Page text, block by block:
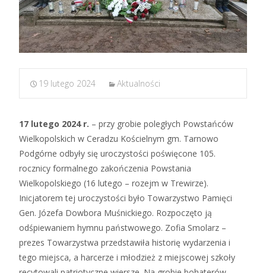
19 lutego 2024 Aktualności
17 lutego 2024 r. – przy grobie poległych Powstańców
Wielkopolskich w Ceradzu Kościelnym gm. Tarnowo
Podgórne odbyły się uroczystości poświęcone 105.
rocznicy formalnego zakończenia Powstania
Wielkopolskiego (16 lutego – rozejm w Trewirze).
Inicjatorem tej uroczystości było Towarzystwo Pamięci
Gen. Józefa Dowbora Muśnickiego. Rozpoczęto ją
odśpiewaniem hymnu państwowego. Zofia Smolarz –
prezes Towarzystwa przedstawiła historię wydarzenia i
tego miejsca, a harcerze i młodzież z miejscowej szkoły